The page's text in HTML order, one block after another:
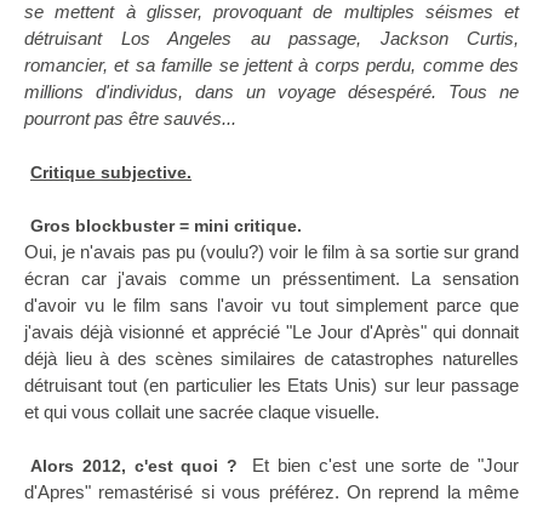
se mettent à glisser, provoquant de multiples séismes et
détruisant Los Angeles au passage, Jackson Curtis,
romancier, et sa famille se jettent à corps perdu, comme des
millions d'individus, dans un voyage désespéré. Tous ne
pourront pas être sauvés...
Critique subjective.
Gros blockbuster = mini critique.
Oui, je n'avais pas pu (voulu?) voir le film à sa sortie sur grand
écran car j'avais comme un préssentiment. La sensation
d'avoir vu le film sans l'avoir vu tout simplement parce que
j'avais déjà visionné et apprécié "Le Jour d'Après" qui donnait
déjà lieu à des scènes similaires de catastrophes naturelles
détruisant tout (en particulier les Etats Unis) sur leur passage
et qui vous collait une sacrée claque visuelle.
Alors 2012, c'est quoi ?
Et bien c'est une sorte de "Jour
d'Apres" remastérisé si vous préférez. On reprend la même